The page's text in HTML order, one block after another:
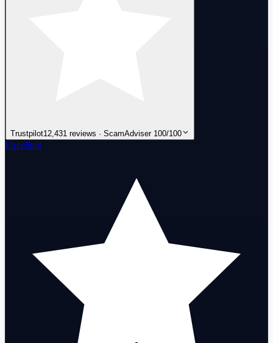
Trustpilot12,431 reviews · ScamAdviser 100/100
Excellent